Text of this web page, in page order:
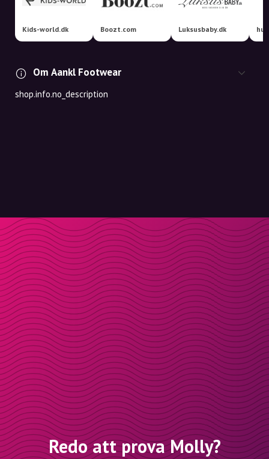
Kids-world.dk Boozt.com Luksusbaby.dk
Om Aankl Footwear
shop.info.no_description
Redo att prova Molly?